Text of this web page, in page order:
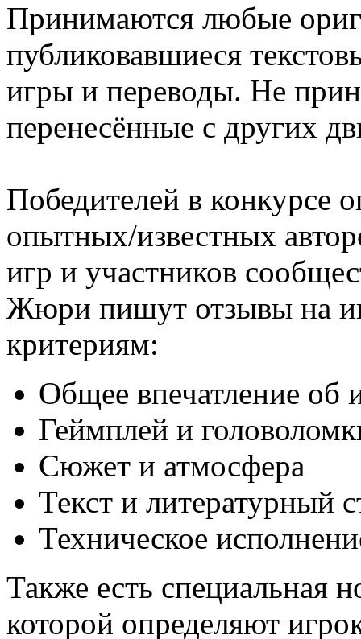
Принимаются любые
публиковавшиеся
игры и переводы. Не
перенесённые с других
Победителей в конкурсе
опытных/известных
игр и участников
Жюри пишут отзывы на
критериям:
Общее впечатление об
Геймплей и
Сюжет и атмосфера
Текст и литературный
Техническое
Также есть специальная
которой определяют